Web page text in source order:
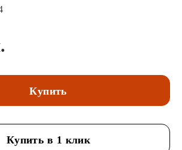
Купить
Купить в 1 клик